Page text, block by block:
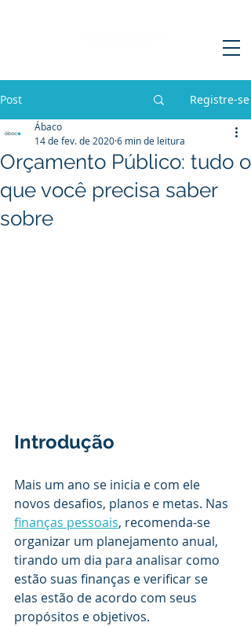
Post Registre-se
Orçamento Público: tudo o
que você precisa saber
sobre
Ábaco
14 de fev. de 20206 min de leitura
Introdução
Mais um ano se inicia e com ele
novos desafios, planos e metas. Nas
finanças pessoais, recomenda-se
organizar um planejamento anual,
tirando um dia para analisar como
estão suas finanças e verificar se
elas estão de acordo com seus
propósitos e objetivos.